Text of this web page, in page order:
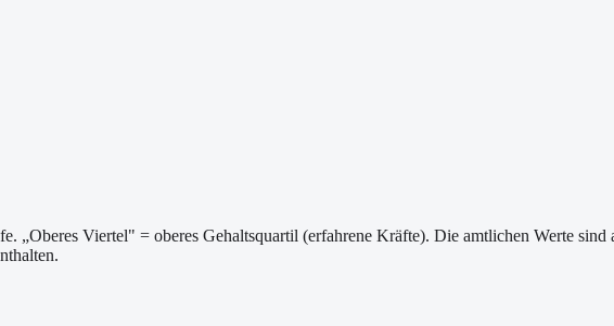
„Oberes Viertel" = oberes Gehaltsquartil (erfahrene Kräfte). Die amtlichen Werte sind